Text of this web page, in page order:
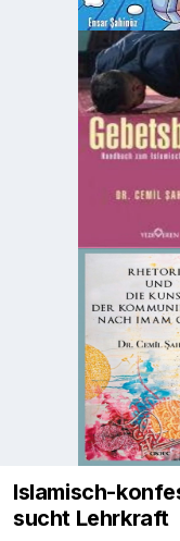
Islamisch-
sucht Lehrkraft